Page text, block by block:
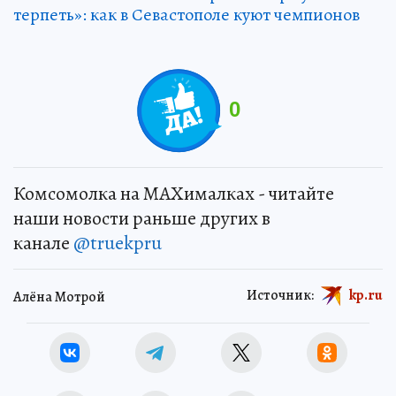
терпеть»: как в Севастополе куют чемпионов
0
Комсомолка на MAXималках - читайте
наши новости раньше других в
канале @truekpru
Алёна Мотрой Источник: kp.ru